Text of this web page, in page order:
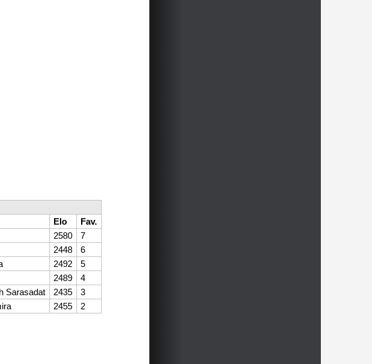
Elo
Fav.
2580
7
2448
6
2492
5
2489
4
Sarasadat 2435
3
2455 2